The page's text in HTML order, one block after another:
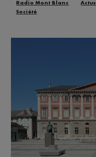
Radio Mont Blanc
Actus
Société